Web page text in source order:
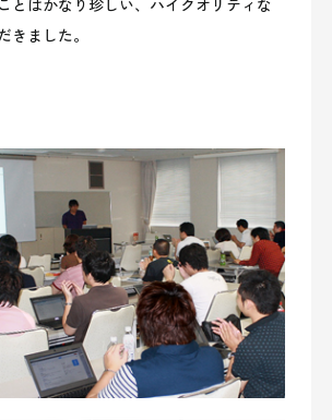
とはかなり珍しい、ハイクオリティな
きました。